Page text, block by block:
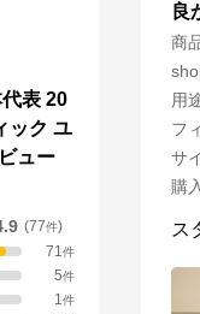
表 20
ック ユ
ュー
(77件)
71件
5件
1件
良
商
用
フ
サ
購
ス